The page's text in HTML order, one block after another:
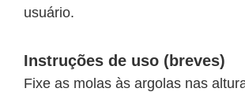
usuário.
Instruções de uso (breves)
Fixe as molas às argolas nas